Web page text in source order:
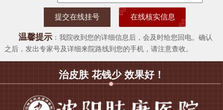
在线核实信息
温馨提示：我院收到您的详细信息后，会及时给您回电。确认
之后，发出专家号及详细来院路线到您的手机，请注意查收。
治皮肤 花钱少 效果好！